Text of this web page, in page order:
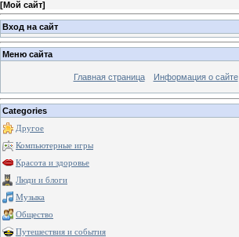
[Мой сайт]
Вход на сайт
Меню сайта
Главная страница Информация о сайте
Categories
Другое
Компьютерные игры
Красота и здоровье
Люди и блоги
Музыка
Общество
Путешествия и события